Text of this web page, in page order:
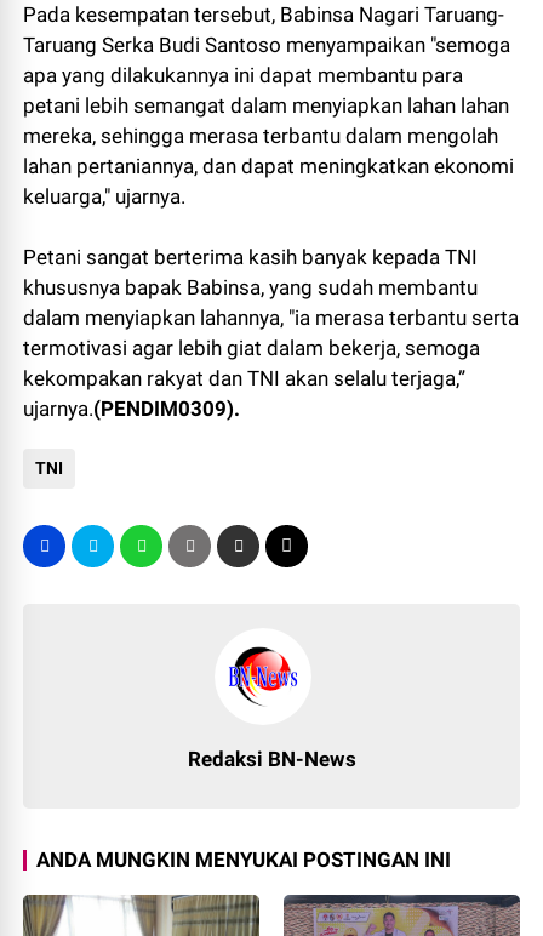
Pada kesempatan tersebut, Babinsa Nagari Taruang-
Taruang Serka Budi Santoso menyampaikan "semoga
apa yang dilakukannya ini dapat membantu para
petani lebih semangat dalam menyiapkan lahan lahan
mereka, sehingga merasa terbantu dalam mengolah
lahan pertaniannya, dan dapat meningkatkan ekonomi
keluarga," ujarnya.
Petani sangat berterima kasih banyak kepada TNI
khususnya bapak Babinsa, yang sudah membantu
dalam menyiapkan lahannya, "ia merasa terbantu serta
termotivasi agar lebih giat dalam bekerja, semoga
kekompakan rakyat dan TNI akan selalu terjaga,”
ujarnya.(PENDIM0309).
TNI
Redaksi BN-News
ANDA MUNGKIN MENYUKAI POSTINGAN INI